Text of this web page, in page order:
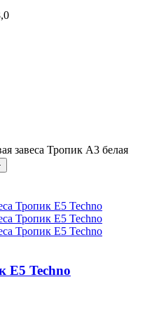
завеса Тропик А3 белая
E5 Techno